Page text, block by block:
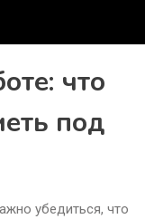
что
под
убедиться, что